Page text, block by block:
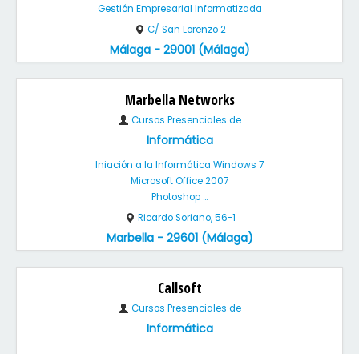
Gestión Empresarial Informatizada
C/ San Lorenzo 2
Málaga - 29001 (Málaga)
Marbella Networks
Cursos Presenciales de
Informática
Iniación a la Informática Windows 7
Microsoft Office 2007
Photoshop ...
Ricardo Soriano, 56-1
Marbella - 29601 (Málaga)
Callsoft
Cursos Presenciales de
Informática